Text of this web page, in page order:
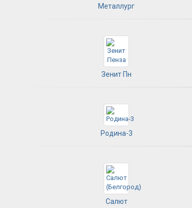
Металлург
Зенит Пн
Родина-3
Салют